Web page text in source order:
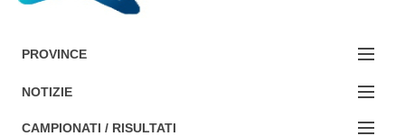
PROVINCE
EDIZIONE:
AREZZO
NOTIZIE
NOTIZIE:
CAMPIONATI / RISULTATI